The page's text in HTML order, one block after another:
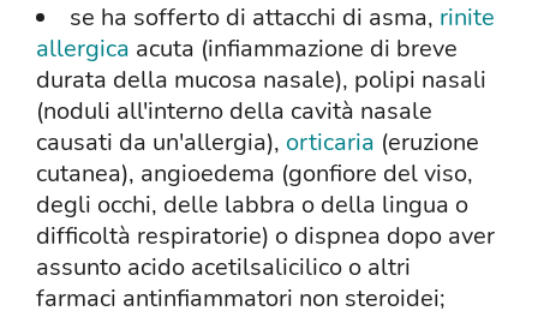
se ha sofferto di attacchi di asma, rinite
allergica acuta (infiammazione di breve
durata della mucosa nasale), polipi nasali
(noduli all'interno della cavità nasale
causati da un'allergia), orticaria (eruzione
cutanea), angioedema (gonfiore del viso,
degli occhi, delle labbra o della lingua o
difficoltà respiratorie) o dispnea dopo aver
assunto acido acetilsalicilico o altri
farmaci antinfiammatori non steroidei;